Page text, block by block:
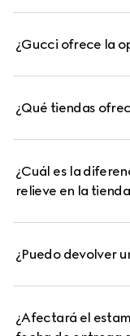
¿Gucci ofrece la
¿Qué tiendas
¿Cuál es la
relieve en la
¿Puedo devolver
¿Afectará el